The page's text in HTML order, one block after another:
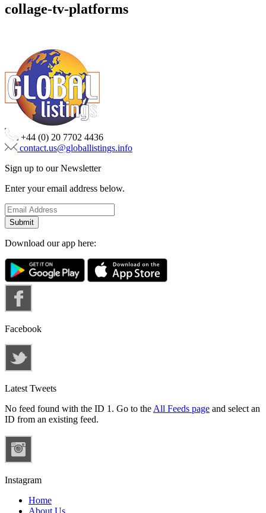
collage-tv-platforms
+44 (0) 20 7702 4436
contact.us@globallistings.info
Sign up to our Newsletter
Enter your email address below.
Download our app here:
Facebook
Latest Tweets
No feed found with the ID 1. Go to the All Feeds page and select an
ID from an existing feed.
Instagram
Home
About Us